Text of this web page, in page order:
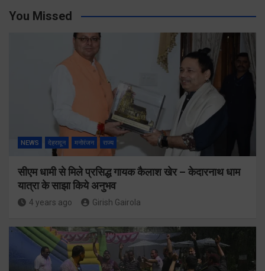
You Missed
NEWS देहरादून मनोरंजन राज्य
सीएम धामी से मिले प्रसिद्ध गायक कैलाश खेर – केदारनाथ धाम
यात्रा के साझा किये अनुभव
4 years ago Girish Gairola